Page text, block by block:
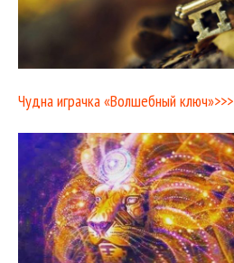
Чудна играчка «Волшебный ключ»>>>